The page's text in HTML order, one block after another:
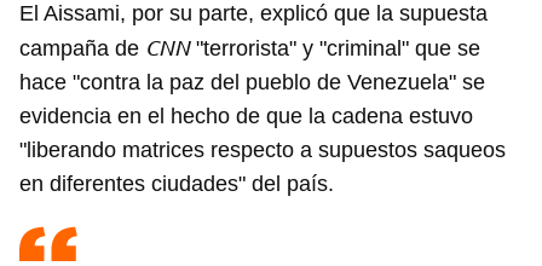
El Aissami, por su parte, explicó que la supuesta
campaña de CNN"terrorista" y "criminal" que se
hace "contra la paz del pueblo de Venezuela" se
evidencia en el hecho de que la cadena estuvo
"liberando matrices respecto a supuestos saqueos
en diferentes ciudades" del país.